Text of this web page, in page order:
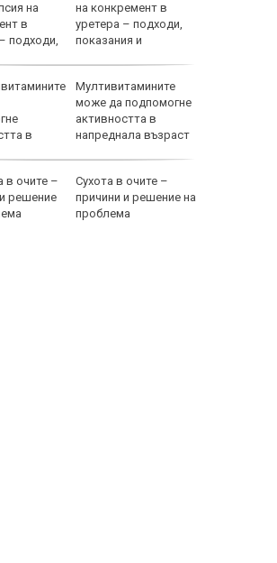
на конкремент в
уретера – подходи,
показания и
Мултивитамините
може да подпомогне
активността в
напреднала възраст
Сухота в очите –
причини и решение на
проблема